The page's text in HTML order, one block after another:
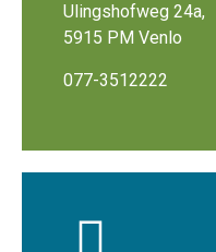
Ulingshofweg 24a,
5915 PM Venlo
077-3512222